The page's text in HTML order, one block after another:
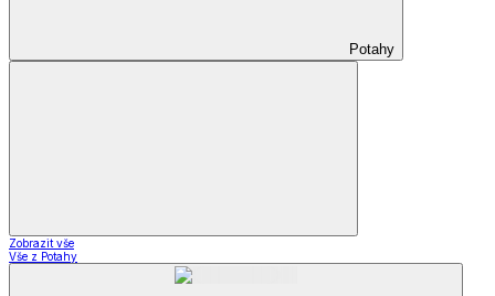
Potahy
Zobrazit vše
Vše z Potahy